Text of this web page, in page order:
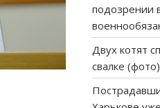
подозрении
Двух котят
свалке (фото)